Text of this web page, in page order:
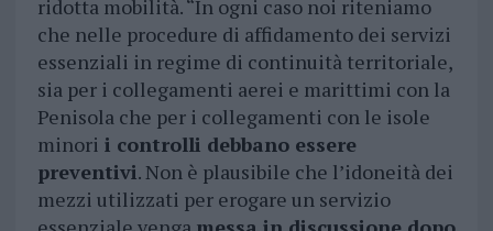
ridotta mobilità. “In ogni caso noi riteniamo
che nelle procedure di affidamento dei servizi
essenziali in regime di continuità territoriale,
sia per i collegamenti aerei e marittimi con la
Penisola che per i collegamenti con le isole
minori i controlli debbano essere
preventivi. Non è plausibile che l’idoneità dei
mezzi utilizzati per erogare un servizio